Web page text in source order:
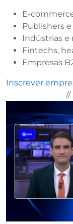
E-
Publishers
Indústrias e
Fintechs,
Empresas
Inscrever
//